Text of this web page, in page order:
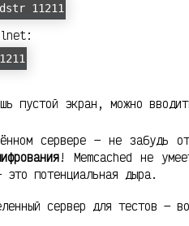
11211
пустой экран, можно
сервере — не забудь
! Memcached не
потенциальная дыра.
сервер для тестов —